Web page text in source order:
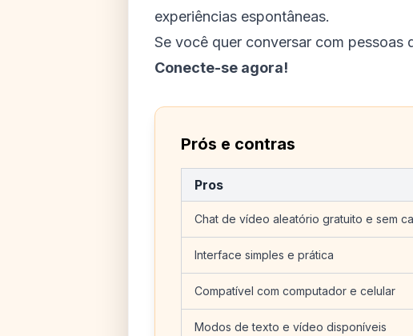
experiências espontâneas.
Se você quer conversar com pessoas
Conecte-se agora!
Prós e contras
Pros
Chat de vídeo aleatório gratuito e sem
Interface simples e prática
Compatível com computador e celular
Modos de texto e vídeo disponíveis